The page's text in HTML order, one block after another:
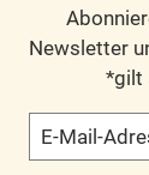
Newsletter
*gilt
E-Mail-